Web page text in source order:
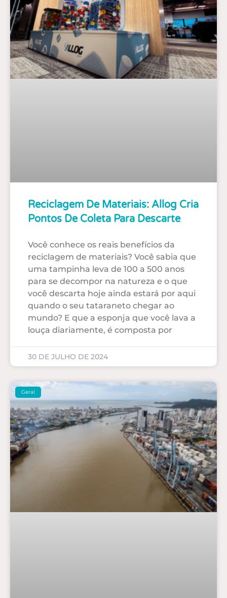
Reciclagem De Materiais: Allog Cria
Pontos De Coleta Para Descarte
Você conhece os reais benefícios da
reciclagem de materiais? Você sabia que
uma tampinha leva de 100 a 500 anos
para se decompor na natureza e o que
você descarta hoje ainda estará por aqui
quando o seu tataraneto chegar ao
mundo? E que a esponja que você lava a
louça diariamente, é composta por
30 DE JULHO DE 2024
Geral